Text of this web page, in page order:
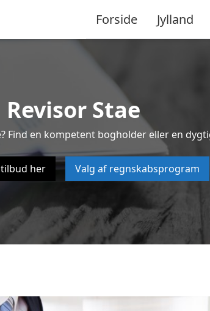
Forside Jylland
Revisor Stae
Find en kompetent bogholder eller en
her Valg af regnskabsprogram